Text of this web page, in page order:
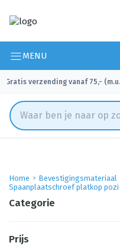
MENU
Gratis verzending vanaf 75,-
Home Bevestigingsmateriaal
Spaanplaatschroef platkop pozi
Categorie
Prijs